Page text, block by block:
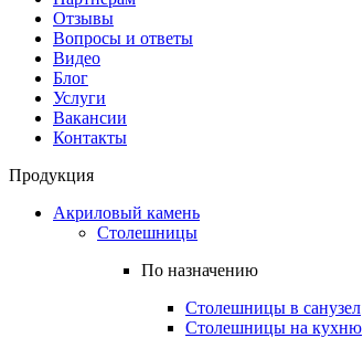
Отзывы
Вопросы и ответы
Видео
Блог
Услуги
Вакансии
Контакты
Продукция
Акриловый камень
Столешницы
По назначению
Столешницы в санузел
Столешницы на кухню